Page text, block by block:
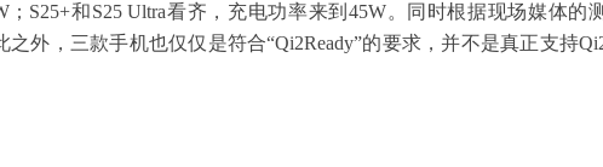
S25+和S25 Ultra看齐，充电功率来到45W。同时根据现场媒体的测
外，三款手机也仅仅是符合“Qi2Ready”的要求，并不是真正支持